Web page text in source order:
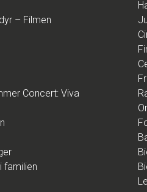
– Filmen
Concert: Viva
familien